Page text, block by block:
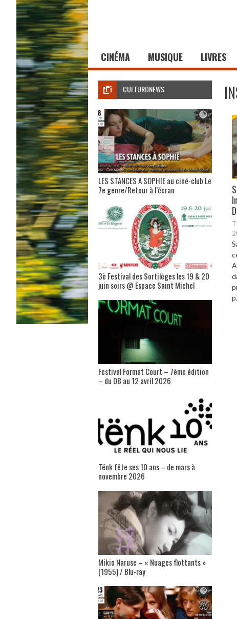
CINÉMA MUSIQUE LIVRES
CULTURONEWS
LES STANCES A SOPHIE au ciné-club Le
7e genre/Retour à l’écran
3è Festival des Sortilèges les 19 & 20
juin soirs @ Espace Saint Michel
Festival Format Court – 7ème édition
– du 08 au 12 avril 2026
Tënk fête ses 10 ans – de mars à
novembre 2026
Mikio Naruse – « Nuages flottants »
(1955) / Blu-ray